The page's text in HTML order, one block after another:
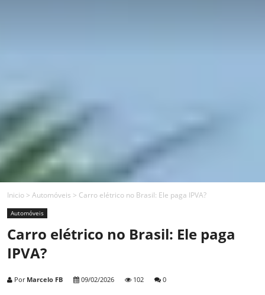
Inicio > Automóveis > Carro elétrico no Brasil: Ele paga IPVA?
Automóveis
Carro elétrico no Brasil: Ele paga
IPVA?
Por Marcelo FB 09/02/2026 102 0